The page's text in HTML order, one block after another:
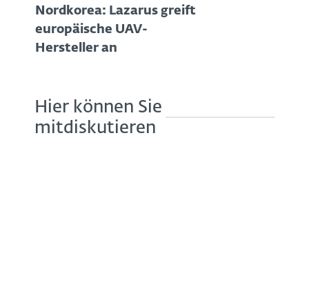
Nordkorea: Lazarus greift
europäische UAV-
Hersteller an
Hier können Sie
mitdiskutieren